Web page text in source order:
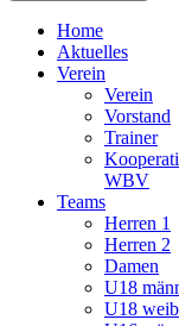
Home
Aktuelles
Verein
Verein
Vorstand
Trainer
WBV
Teams
Herren 1
Herren 2
Damen
U18
U18